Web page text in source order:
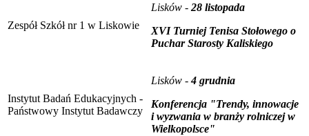
Zespół Szkół nr 1 w Liskowie
Lisków - 28 listopada
XVI Turniej Tenisa Stołowego o
Puchar Starosty Kaliskiego
Instytut Badań Edukacyjnych -
Państwowy Instytut Badawczy
Lisków -4 grudnia
Konferencja "Trendy, innowacje
i wyzwania w branży rolniczej w
Wielkopolsce"